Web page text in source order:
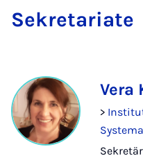
Se­kre­ta­ri­a­te
Vera
>